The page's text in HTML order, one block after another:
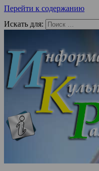
Перейти к содержанию
Искать для: